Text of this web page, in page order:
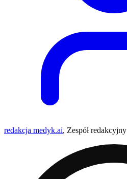
redakcja medyk.ai, Zespół redakcyjny